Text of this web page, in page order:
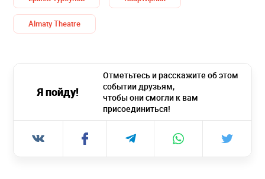
Almaty Theatre
Я пойду!
Отметьтесь и расскажите об этом
событии друзьям,
чтобы они смогли к вам
присоединиться!